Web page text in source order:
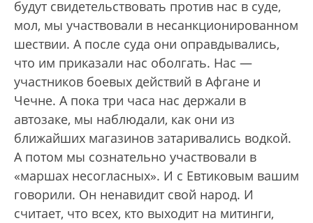
будут свидетельствовать против нас в суде,
мол, мы участвовали в несанкционированном
шествии. А после суда они оправдывались,
что им приказали нас оболгать. Нас —
участников боевых действий в Афгане и
Чечне. А пока три часа нас держали в
автозаке, мы наблюдали, как они из
ближайших магазинов затаривались водкой.
А потом мы сознательно участвовали в
«маршах несогласных». И с Евтиковым вашим
говорили. Он ненавидит свой народ. И
считает, что всех, кто выходит на митинги,